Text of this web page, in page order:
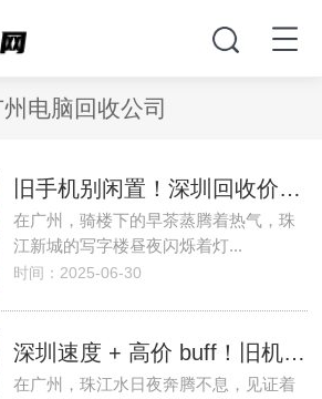
州电脑回收公司
旧手机别闲置！深圳回收价能买新手机
在广州，骑楼下的早茶蒸腾着热气，珠
江新城的写字楼昼夜闪烁着灯...
时间：2025-06-30
深圳速度 + 高价 buff！旧机回收一键暴富
在广州，珠江水日夜奔腾不息，见证着